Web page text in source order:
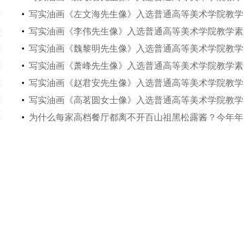
写实油画《左文海先生像》入选普通高等美术学院教学
写实油画《李伟先生像》入选普通高等美术学院教学素
写实油画《魏黎明先生像》入选普通高等美术学院教学
写实油画《萧峰先生像》入选普通高等美术学院教学素
写实油画《赵君安先生像》入选普通高等美术学院教学
写实油画《高茗圆女士像》入选普通高等美术学院教学
为什么每家高档餐厅都离不开百山祖黑松露酱？今年年